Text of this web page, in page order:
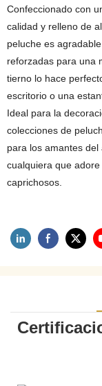
Confeccionado con
calidad y relleno de
peluche es
reforzadas para una
tierno lo hace
escritorio o una
Ideal para la
colecciones de
para los amantes
cualquiera que
caprichosos.